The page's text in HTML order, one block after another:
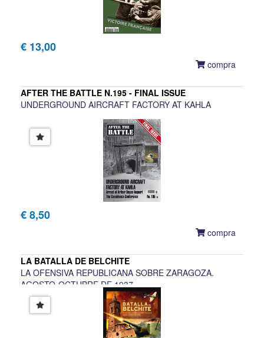
€ 13,00
compra
AFTER THE BATTLE N.195 - FINAL ISSUE
UNDERGROUND AIRCRAFT FACTORY AT KAHLA
€ 8,50
compra
LA BATALLA DE BELCHITE
LA OFENSIVA REPUBLICANA SOBRE ZARAGOZA.
AGOSTO-OCTUBRE DE 1937
Eladio Romero Garcia, Ivan Romero Catalan